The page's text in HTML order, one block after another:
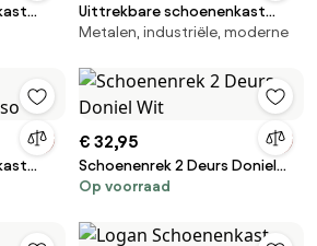
Uittrekbare schoenenkast
Caruso
Metalen, industriële, moderne
€ 32,95
Schoenenrek 2 Deurs Doniel
Wit
Op voorraad